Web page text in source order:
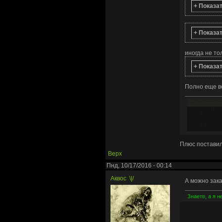
+
+
иногда не
+
Полно еще
Плюс
Верх
Пнд, 10/17/2016 - 00:14
Аквос \|/ А можно
Знаете, а я